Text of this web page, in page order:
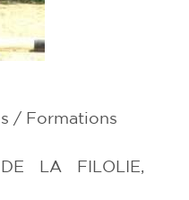
/ Formations
LA FILOLIE,